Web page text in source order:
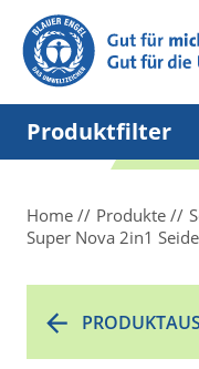
Suchbegriff in
setzen.
Produktfilter
Home Produkte
Super Nova 2in1